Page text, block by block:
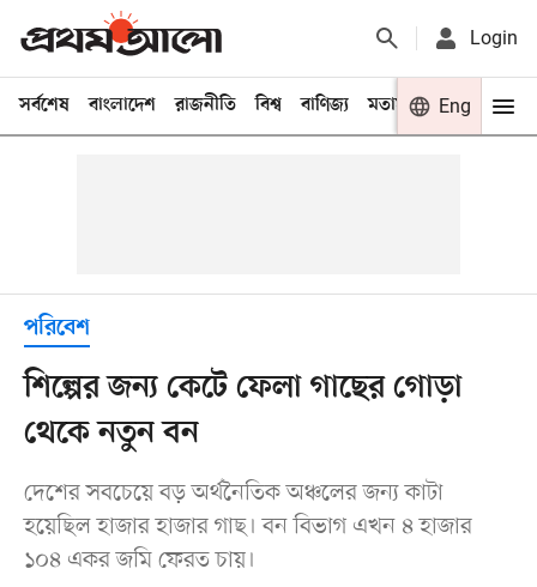
Login
সর্বশেষ বাংলাদেশ রাজনীতি বিশ্ব বাণিজ্য মতামত খেলা
Eng
পরিবেশ
শিল্পের জন্য কেটে ফেলা গাছের গোড়া
থেকে নতুন বন
দেশের সবচেয়ে বড় অর্থনৈতিক অঞ্চলের জন্য কাটা
হয়েছিল হাজার হাজার গাছ। বন বিভাগ এখন ৪ হাজার
১০৪ একর জমি ফেরত চায়।